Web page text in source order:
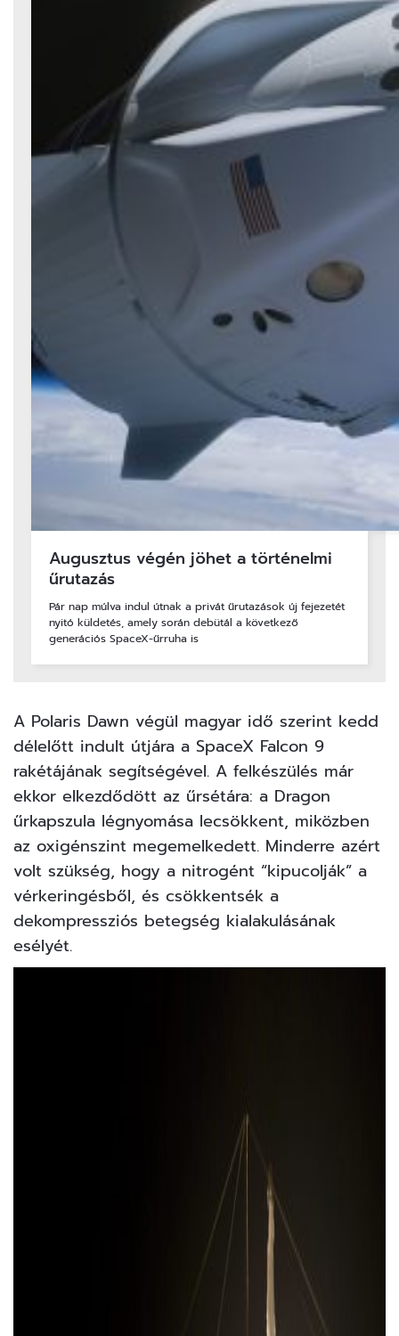
Augusztus végén jöhet a történelmi
űrutazás
Pár nap múlva indul útnak a privát űrutazások új fejezetét
nyitó küldetés, amely során debütál a következő
generációs SpaceX-űrruha is
A Polaris Dawn végül magyar idő szerint kedd
délelőtt indult útjára a SpaceX Falcon 9
rakétájának segítségével. A felkészülés már
ekkor elkezdődött az űrsétára: a Dragon
űrkapszula légnyomása lecsökkent, miközben
az oxigénszint megemelkedett. Minderre azért
volt szükség, hogy a nitrogént “kipucolják” a
vérkeringésből, és csökkentsék a
dekompressziós betegség kialakulásának
esélyét.